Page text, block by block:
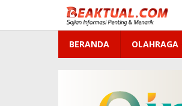
konten
BERANDA OLAHRAGA